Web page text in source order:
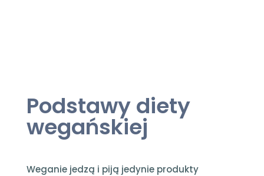
Podstawy diety
wegańskiej
Weganie jedzą i piją jedynie produkty